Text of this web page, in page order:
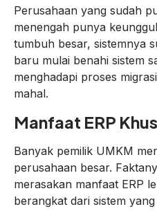
Perusahaan yang sudah
menengah punya
tumbuh besar, sistemnya
baru mulai benahi sistem
menghadapi proses
mahal.
Manfaat ERP
Banyak pemilik UMKM
perusahaan besar.
merasakan manfaat ERP
berangkat dari sistem